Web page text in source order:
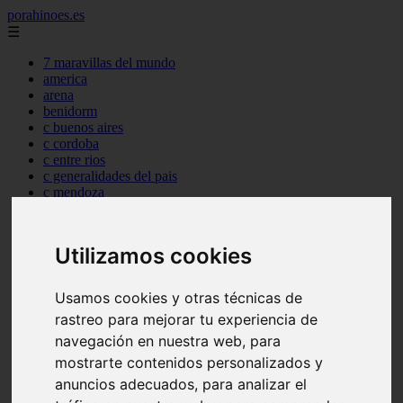
Utilizamos cookies
Usamos cookies y otras técnicas de
rastreo para mejorar tu experiencia de
navegación en nuestra web, para
mostrarte contenidos personalizados y
anuncios adecuados, para analizar el
porahinoes.es
☰
7 maravillas del mundo
america
arena
benidorm
c buenos aires
c cordoba
c entre rios
c generalidades del pais
c mendoza
c santa fe
c tucuman
c zona austral
carmen
category
destinos
gijon
lanzarote